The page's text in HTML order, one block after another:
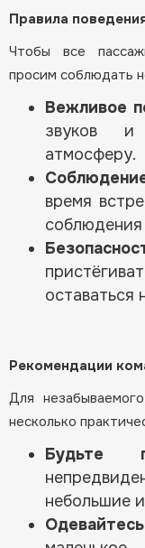
Правила
Чтобы все
просим соблюдать
Вежливое
звуков и
атмосферу.
время
оставаться
Рекомендации
Для
несколько
Будьте
небольшие